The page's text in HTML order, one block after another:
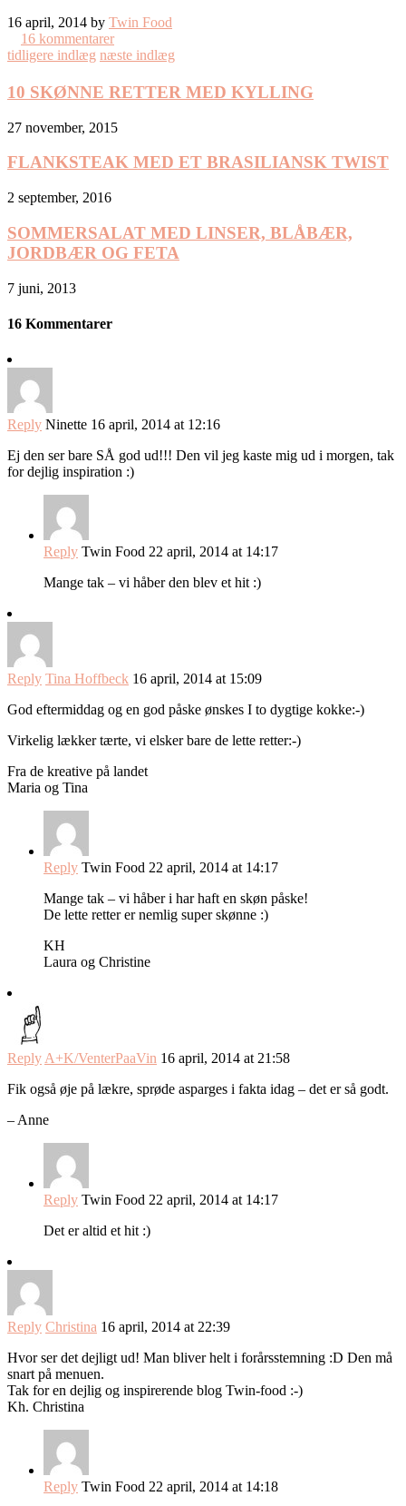
16 april, 2014 by Twin Food
16 kommentarer
tidligere indlæg næste indlæg
10 SKØNNE RETTER MED KYLLING
27 november, 2015
FLANKSTEAK MED ET BRASILIANSK TWIST
2 september, 2016
SOMMERSALAT MED LINSER, BLÅBÆR,
JORDBÆR OG FETA
7 juni, 2013
16 Kommentarer
Reply Ninette 16 april, 2014 at 12:16
Ej den ser bare SÅ god ud!!! Den vil jeg kaste mig ud i morgen, tak
for dejlig inspiration :)
Reply Twin Food 22 april, 2014 at 14:17
Mange tak – vi håber den blev et hit :)
Reply Tina Hoffbeck 16 april, 2014 at 15:09
God eftermiddag og en god påske ønskes I to dygtige kokke:-)
Virkelig lækker tærte, vi elsker bare de lette retter:-)
Fra de kreative på landet
Maria og Tina
Reply Twin Food 22 april, 2014 at 14:17
Mange tak – vi håber i har haft en skøn påske!
De lette retter er nemlig super skønne :)
KH
Laura og Christine
Reply A+K/VenterPaaVin 16 april, 2014 at 21:58
Fik også øje på lækre, sprøde asparges i fakta idag – det er så godt.
– Anne
Reply Twin Food 22 april, 2014 at 14:17
Det er altid et hit :)
Reply Christina 16 april, 2014 at 22:39
Hvor ser det dejligt ud! Man bliver helt i forårsstemning :D Den må
snart på menuen.
Tak for en dejlig og inspirerende blog Twin-food :-)
Kh. Christina
Reply Twin Food 22 april, 2014 at 14:18